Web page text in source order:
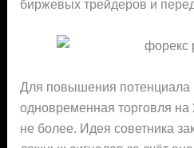
биржевых трейдеров и
Для повышения потенциала
одновременная торговля
не более. Идея советника